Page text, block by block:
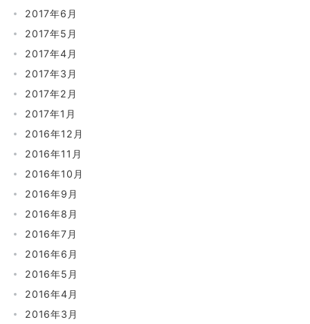
2017年6月
2017年5月
2017年4月
2017年3月
2017年2月
2017年1月
2016年12月
2016年11月
2016年10月
2016年9月
2016年8月
2016年7月
2016年6月
2016年5月
2016年4月
2016年3月